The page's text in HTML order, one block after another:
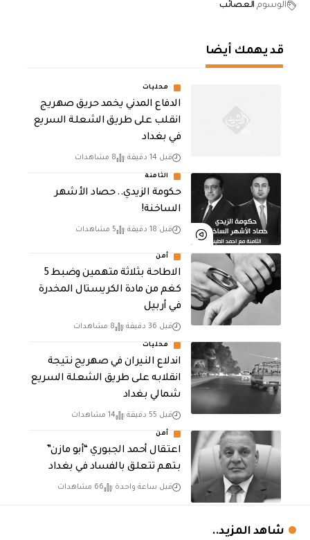
الوسوم العصائب
قد يهمك أيضا
محليات
الدفاع المدني يخمد حريق صهريج
انقلب على طريق الشعلة السريع
في بغداد
قبل 14 دقيقة 8 مشاهدات
الثامنة
حكومة الزيدي.. حصاد الأشهر
الساخنة!
قبل 18 دقيقة 5 مشاهدات
أمن
الاطاحة بثلاثة متهمين وضبط 5
كغم من مادة الكريستال المخدرة ​
في أربيل
قبل 36 دقيقة 8 مشاهدات
محليات
اندلاع النيران في صهريج نتيجة
انقلابه على طريق الشعلة السريع
شمالي بغداد
قبل 55 دقيقة 14 مشاهدات
أمن
اعتقال أحمد الجبوري “أبو مازن”
بتهم تتعلق بالفساد في بغداد
قبل ساعة واحدة 66 مشاهدات
شاهد المزيد..